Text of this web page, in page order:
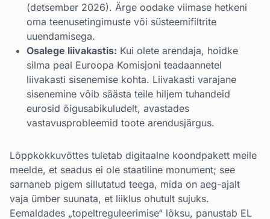
(detsember 2026). Ärge oodake viimase hetkeni
oma teenusetingimuste või süsteemifiltrite
uuendamisega.
Osalege liivakastis: Kui olete arendaja, hoidke
silma peal Euroopa Komisjoni teadaannetel
liivakasti sisenemise kohta. Liivakasti varajane
sisenemine võib säästa teile hiljem tuhandeid
eurosid õigusabikuludelt, avastades
vastavusprobleemid toote arendusjärgus.
Lõppkokkuvõttes tuletab digitaalne koondpakett meile
meelde, et seadus ei ole staatiline monument; see
sarnaneb pigem sillutatud teega, mida on aeg-ajalt
vaja ümber suunata, et liiklus ohutult sujuks.
Eemaldades „topeltreguleerimise“ lõksu, panustab EL